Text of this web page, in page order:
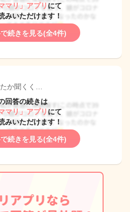
マリ」アプリ にて
みいただけます！
続きを見る(全4件)
か聞くく…
回答の続きは
マリ」アプリ にて
みいただけます！
続きを見る(全4件)